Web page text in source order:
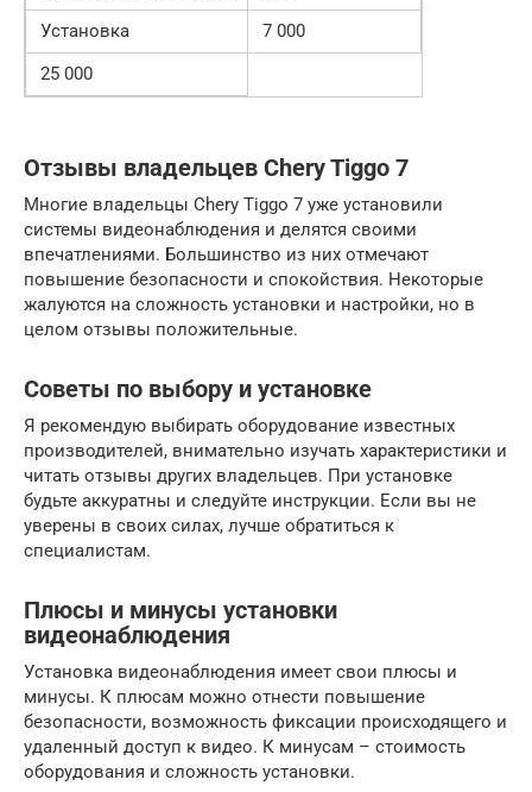
Установка
7 000
25 000
Отзывы владельцев Chery Tiggo 7
Многие владельцы Chery Tiggo 7 уже установили
системы видеонаблюдения и делятся своими
впечатлениями. Большинство из них отмечают
повышение безопасности и спокойствия. Некоторые
жалуются на сложность установки и настройки, но в
целом отзывы положительные.
Советы по выбору и установке
Я рекомендую выбирать оборудование известных
производителей, внимательно изучать характеристики и
читать отзывы других владельцев. При установке
будьте аккуратны и следуйте инструкции. Если вы не
уверены в своих силах, лучше обратиться к
специалистам.
Плюсы и минусы установки
видеонаблюдения
Установка видеонаблюдения имеет свои плюсы и
минусы. К плюсам можно отнести повышение
безопасности, возможность фиксации происходящего и
удаленный доступ к видео. К минусам – стоимость
оборудования и сложность установки.